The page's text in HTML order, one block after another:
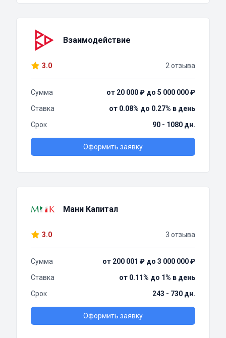
Взаимодействие
3.0 2 отзыва
Сумма
от 20 000 ₽ до 5 000 000 ₽
Ставка
от 0.08% до 0.27% в день
Срок
90 - 1080 дн.
Оформить заявку
Мани Капитал
3.0 3 отзыва
Сумма
от 200 001 ₽ до 3 000 000 ₽
Ставка
от 0.11% до 1% в день
Срок
243 - 730 дн.
Оформить заявку